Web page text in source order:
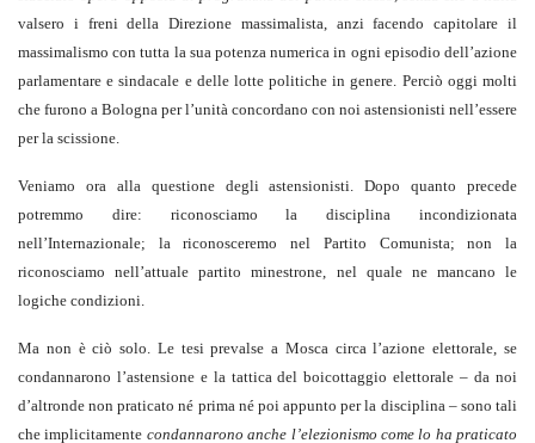
valsero i freni della Direzione massimalista, anzi facendo capitolare il
massimalismo con tutta la sua potenza numerica in ogni episodio dell’azione
parlamentare e sindacale e delle lotte politiche in genere. Perciò oggi molti
che furono a Bologna per l’unità concordano con noi astensionisti nell’essere
per la scissione.
Veniamo ora alla questione degli astensionisti. Dopo quanto precede
potremmo dire: riconosciamo la disciplina incondizionata
nell’Internazionale; la riconosceremo nel Partito Comunista; non la
riconosciamo nell’attuale partito minestrone, nel quale ne mancano le
logiche condizioni.
Ma non è ciò solo. Le tesi prevalse a Mosca circa l’azione elettorale, se
condannarono l’astensione e la tattica del boicottaggio elettorale – da noi
d’altronde non praticato né prima né poi appunto per la disciplina – sono tali
che implicitamente condannarono anche l’elezionismo come lo ha praticato